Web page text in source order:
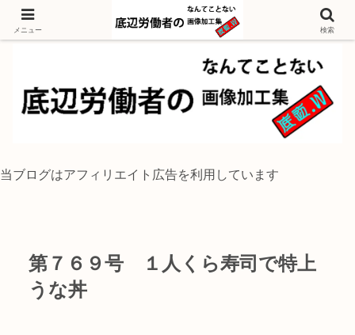
独身底辺おじさんが風景写真をイラスト風に加工するブログ
当ブログはアフィリエイト広告を利用しています
第７６９号 １人くら寿司で特上
うな丼
メニュー 検索